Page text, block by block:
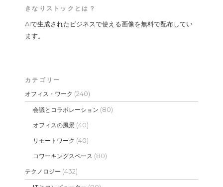
きなりストックとは？
AIで生成されたビジネスで使える画像を無料で配布してい
ます。
カテゴリー
オフィス・ワーク (240)
会議とコラボレーション (80)
オフィスの風景 (40)
リモートワーク (40)
コワーキングスペース (80)
テクノロジー (432)